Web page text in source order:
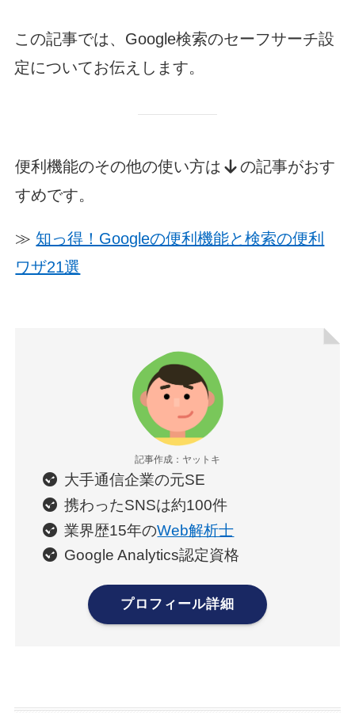
この記事では、Google検索のセーフサーチ設
定についてお伝えします。
便利機能のその他の使い方は
の記事がおす
すめです。
≫知っ得！Googleの便利機能と検索の便利
ワザ21選
記事作成：ヤットキ
大手通信企業の元SE
携わったSNSは約100件
業界歴15年のWeb解析士
Google Analytics認定資格
プロフィール詳細